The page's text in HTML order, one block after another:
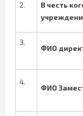
2.
В честь
3.
ФИО
4.
ФИО